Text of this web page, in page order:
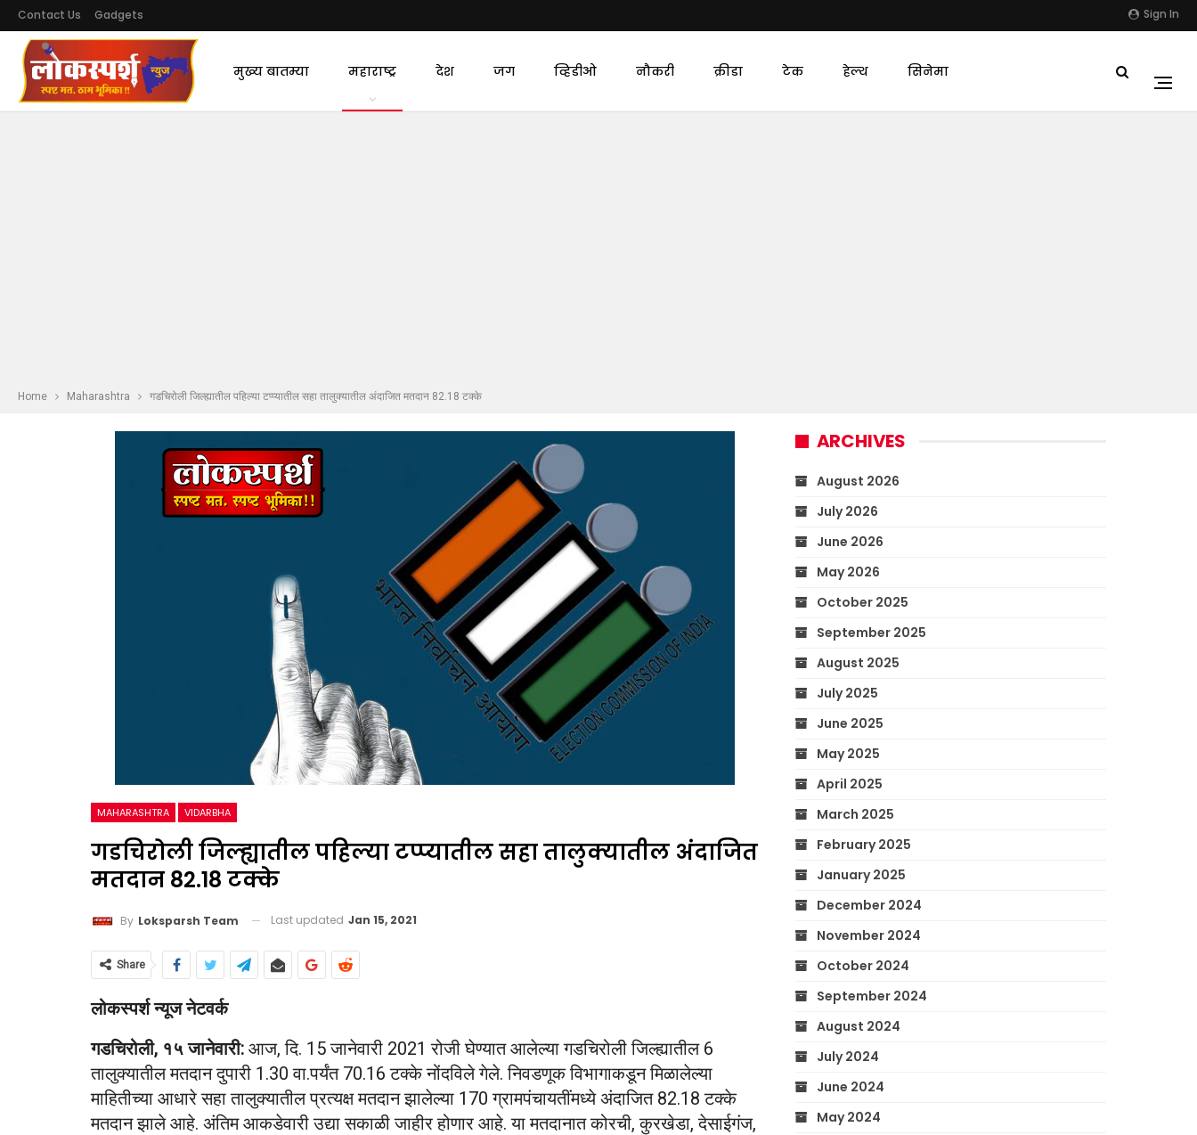
Sign In
Contact Us Gadgets
मुख्य बातम्या महाराष्ट्र देश जग व्हिडीओ नौकरी क्रीडा टेक हेल्थ सिनेमा
Home Maharashtra गडचिरोली जिल्ह्यातील पहिल्या टप्प्यातील सहा तालुक्यातील अंदाजित मतदान 82.18 टक्के
MAHARASHTRA VIDARBHA
गडचिरोली जिल्ह्यातील पहिल्या टप्प्यातील सहा तालुक्यातील अंदाजित
मतदान 82.18 टक्के
By Loksparsh Team Last updated Jan 15, 2021
Share
लोकस्पर्श न्यूज नेटवर्क
गडचिरोली, १५ जानेवारी: आज, दि. 15 जानेवारी 2021 रोजी घेण्यात आलेल्या गडचिरोली जिल्ह्यातील 6
तालुक्यातील मतदान दुपारी 1.30 वा.पर्यंत 70.16 टक्के नोंदविले गेले. निवडणूक विभागाकडून मिळालेल्या
माहितीच्या आधारे सहा तालुक्यातील प्रत्यक्ष मतदान झालेल्या 170 ग्रामपंचायतींमध्ये अंदाजित 82.18 टक्के
मतदान झाले आहे. अंतिम आकडेवारी उद्या सकाळी जाहीर होणार आहे. या मतदानात कोरची, कुरखेडा, देसाईगंज,
ARCHIVES
August 2026
July 2026
June 2026
May 2026
October 2025
September 2025
August 2025
July 2025
June 2025
May 2025
April 2025
March 2025
February 2025
January 2025
December 2024
November 2024
October 2024
September 2024
August 2024
July 2024
June 2024
May 2024